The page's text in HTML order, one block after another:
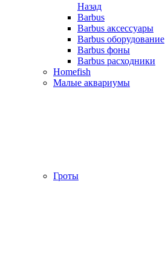
Назад
Barbus
Barbus аксессуары
Barbus оборудование
Barbus фоны
Barbus расходники
Homefish
Малые аквариумы
Гроты